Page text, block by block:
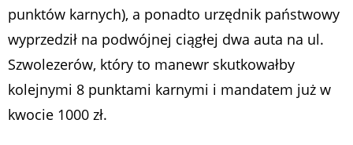
punktów karnych), a ponadto urzędnik państwowy
wyprzedził na podwójnej ciągłej dwa auta na ul.
Szwolezerów, który to manewr skutkowałby
kolejnymi 8 punktami karnymi i mandatem już w
kwocie 1000 zł.